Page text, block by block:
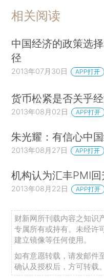
相关阅读
中国经济的政策选
径
2013年07月30日 APP打开
货币松紧是否关乎
2013年08月02日 APP打开
朱光耀：有信心中
2013年08月27日 APP打开
机构认为汇丰PMI
2013年08月22日 APP打开
财新网所刊载内容之知识
专属所有或持有。未经许
建立镜像等任何使用。
如有意愿转载，请发邮件
确认及授权后，方可转载。